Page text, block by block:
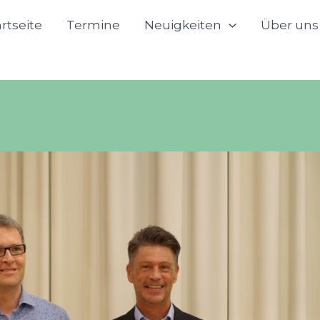
Termine Neuigkeiten Über uns